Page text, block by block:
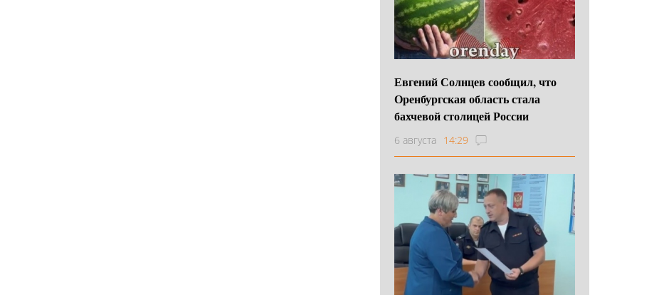
Евгений Солнцев сообщил, что
Оренбургская область стала
бахчевой столицей России
6 августа 14:29